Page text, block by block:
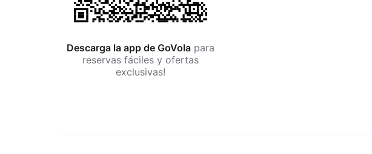
Descarga la app de GoVola para
reservas fáciles y ofertas
exclusivas!